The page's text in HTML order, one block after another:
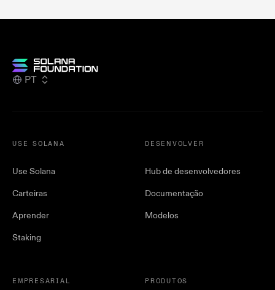
PT
USE SOLANA
Use Solana
Carteiras
Aprender
Staking
DESENVOLVER
Hub de desenvolvedores
Documentação
Modelos
EMPRESARIAL PRODUTOS